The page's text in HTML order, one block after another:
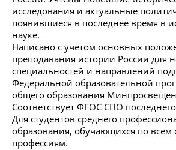
исследования и актуальные
появившиеся в последнее время в
науке.
Написано с учетом основных
преподавания истории России для
специальностей и направлений
Федеральной образовательной
общего образования
Соответствует ФГОС СПО
Для студентов среднего
образования, обучающихся по всем
профессиям.